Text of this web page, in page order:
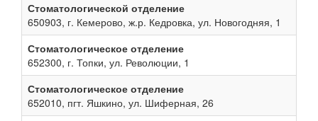
Стоматологической отделение
650903, г. Кемерово, ж.р. Кедровка, ул. Новогодняя, 1
Стоматологическое отделение
652300, г. Топки, ул. Революции, 1
Стоматологическое отделение
652010, пгт. Яшкино, ул. Шиферная, 26